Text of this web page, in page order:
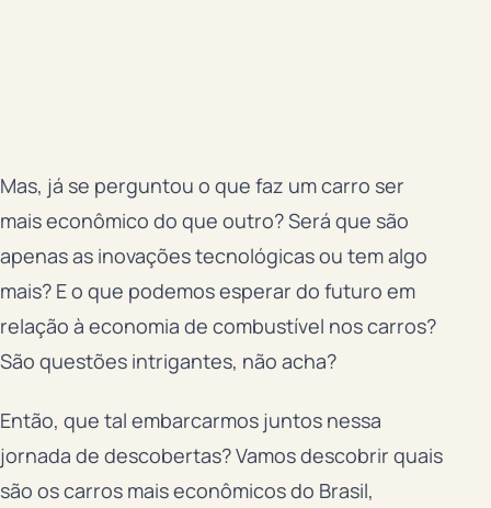
Mas, já se perguntou o que faz um carro ser
mais econômico do que outro? Será que são
apenas as inovações tecnológicas ou tem algo
mais? E o que podemos esperar do futuro em
relação à economia de combustível nos carros?
São questões intrigantes, não acha?
Então, que tal embarcarmos juntos nessa
jornada de descobertas? Vamos descobrir quais
são os carros mais econômicos do Brasil,